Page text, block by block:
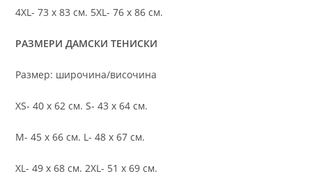
4XL- 73 х 83 см. 5XL- 76 х 86 см.
РАЗМЕРИ ДАМСКИ ТЕНИСКИ
Размер: широчина/височина
XS- 40 х 62 см. S- 43 х 64 см.
M- 45 х 66 см. L- 48 х 67 см.
XL- 49 х 68 см. 2XL- 51 х 69 см.